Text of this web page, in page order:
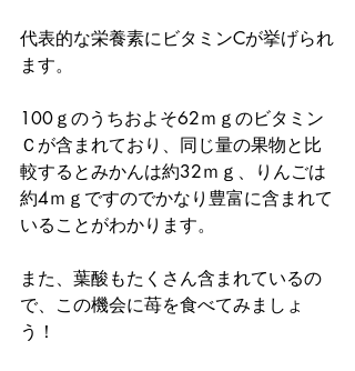
代表的な栄養素にビタミンCが挙げられ
ます。
100ｇのうちおよそ62ｍｇのビタミン
Ｃが含まれており、同じ量の果物と比
較するとみかんは約32ｍｇ、りんごは
約4ｍｇですのでかなり豊富に含まれて
いることがわかります。
また、葉酸もたくさん含まれているの
で、この機会に苺を食べてみましょ
う！